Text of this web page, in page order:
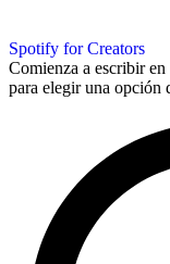
Spotify for Creators
Comienza a escribir
para elegir una opción